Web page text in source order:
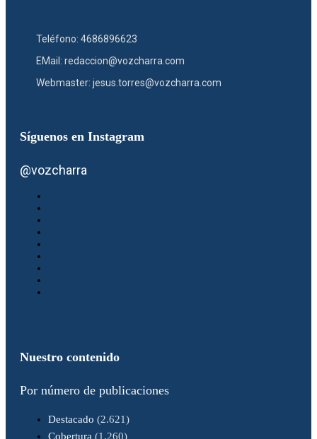
Teléfono: 4686896623
EMail: redaccion@vozcharra.com
Webmaster: jesus.torres@vozcharra.com
Síguenos en Instagram
@vozcharra
Nuestro contenido
Por número de publicaciones
Destacado (2.621)
Cobertura (1.260)